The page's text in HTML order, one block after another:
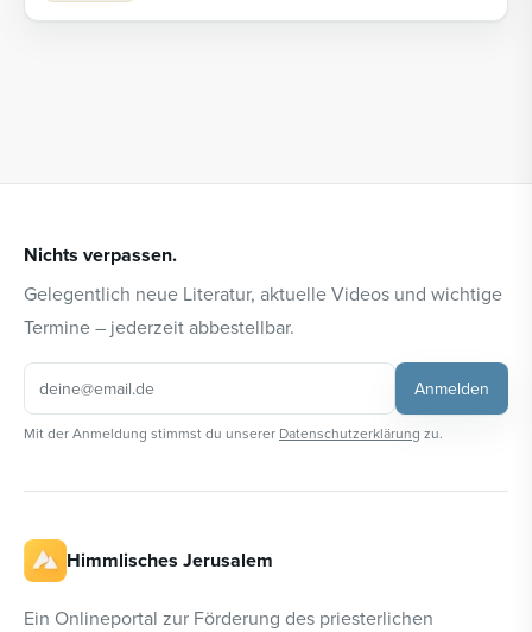
Nichts verpassen.
Gelegentlich neue Literatur, aktuelle Videos und wichtige
Termine – jederzeit abbestellbar.
Anmelden
Mit der Anmeldung stimmst du unserer Datenschutzerklärung zu.
Himmlisches Jerusalem
Ein Onlineportal zur Förderung des priesterlichen